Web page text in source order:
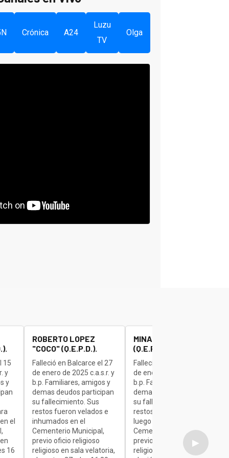
Crónica A24
Luzu
TV
Olga
15
y
y
el
16
ROBERTO LOPEZ
"COCO" (Q.E.P.D.).
Falleció en Balcarce el 27
de enero de 2025 c.a.s.r. y
b.p. Familiares, amigos y
demas deudos participan
su fallecimiento. Sus
restos fueron velados e
inhumados en el
Cementerio Municipal,
previo oficio religioso
religioso en sala velatoria,
MINAUDO JOSE "BETA"
(Q.E.P.D.).
Falleció en Balcarce el 27
de enero de 2025 c.a.s.r. y
b.p. Familiares, amigos y
demas deudos participan
su fallecimiento. Sus
restos son velados para
luego ser inhumados en el
Cementerio Municipal,
previo oficio religioso
religioso en sala velatoria,
▶